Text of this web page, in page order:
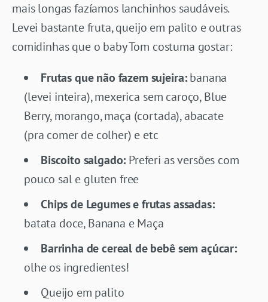
mais longas fazíamos lanchinhos saudáveis.
Levei bastante fruta, queijo em palito e outras
comidinhas que o baby Tom costuma gostar:
Frutas que não fazem sujeira:banana
(levei inteira), mexerica sem caroço, Blue
Berry, morango, maça (cortada), abacate
(pra comer de colher) e etc
Biscoito salgado: Preferi as versões com
pouco sal e gluten free
Chips de Legumes e frutas assadas:
batata doce, Banana e Maça
Barrinha de cereal de bebê sem açúcar:
olhe os ingredientes!
Queijo em palito